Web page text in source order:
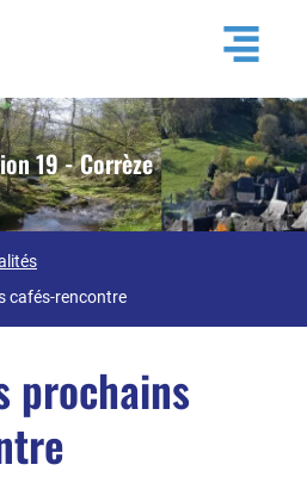
19 - Corrèze
cafés-rencontre
prochains